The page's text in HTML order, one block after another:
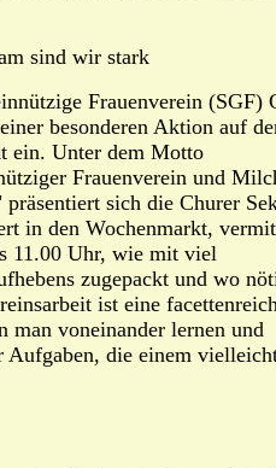
sind wir stark
Frauenverein (SGF)
besonderen Aktion auf
ein. Unter dem Motto
Frauenverein und
sich die Churer
in den Wochenmarkt,
11.00 Uhr, wie mit viel
zugepackt und wo
ist eine
man voneinander lernen und
Aufgaben, die einem